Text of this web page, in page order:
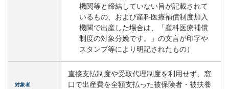
機関等と締結していない旨が記載されて
いるもの、および産科医療補償制度加入
機関で出産した場合は、「産科医療補償
制度の対象分娩です。」の文言が印字や
スタンプ等により明記されたもの）
対象者
直接支払制度や受取代理制度を利用せず、窓
口で出産費を全額支払った被保険者・被扶養